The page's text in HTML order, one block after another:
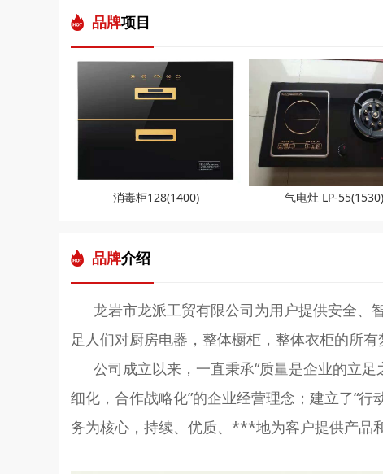
品牌项目
消毒柜128(1400) 气电灶 LP-55(1530)
品牌介绍
龙岩市龙派工贸有限公司为用户提供安全、
足人们对厨房电器，整体橱柜，整体衣柜的所有
公司成立以来，一直秉承“质量是企业的立
细化，合作战略化”的企业经营理念；建立了“
务为核心，持续、优质、***地为客户提供产品和